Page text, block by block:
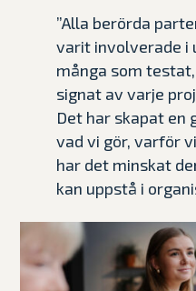
”Alla berörda
varit involverade i
många som
signat av varje
Det har skapat en
vad vi gör, varför
har det minskat
kan uppstå i